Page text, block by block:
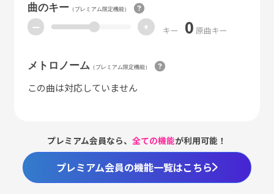
曲のキー（プレミアム限定機能）
ー + キー 0 原曲キー
メトロノーム （プレミアム限定機能）
この曲は対応していません
プレミアム会員なら、全ての機能が利用可能！
プレミアム会員の機能一覧はこちら